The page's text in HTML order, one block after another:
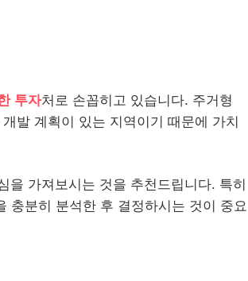
투자처로 손꼽히고 있습니다. 주거형
발 계획이 있는 지역이기 때문에 가치
을 가져보시는 것을 추천드립니다. 특히
충분히 분석한 후 결정하시는 것이 중요